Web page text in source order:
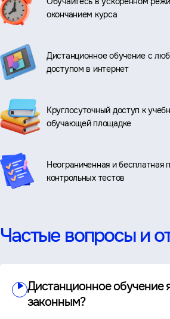
окончанием курса
Дистанционное обучение с
доступом в интернет
Круглосуточный доступ к
обучающей площадке
Неограниченная и бесплатная
контрольных тестов
Частые вопросы и
Дистанционное обучение
законным?